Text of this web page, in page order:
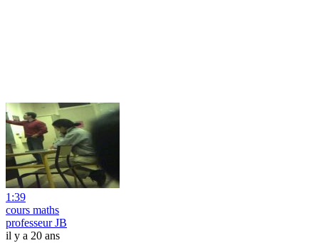
1:39
cours maths
professeur JB
il y a 20 ans